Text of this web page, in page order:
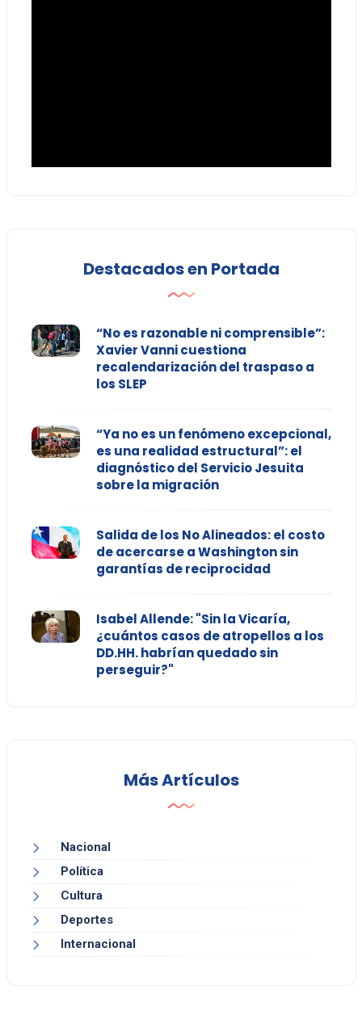
Destacados en Portada
“No es razonable ni comprensible”:
Xavier Vanni cuestiona
recalendarización del traspaso a
los SLEP
“Ya no es un fenómeno excepcional,
es una realidad estructural”: el
diagnóstico del Servicio Jesuita
sobre la migración
Salida de los No Alineados: el costo
de acercarse a Washington sin
garantías de reciprocidad
Isabel Allende: "Sin la Vicaría,
¿cuántos casos de atropellos a los
DD.HH. habrían quedado sin
perseguir?"
Más Artículos
Nacional
Política
Cultura
Deportes
Internacional